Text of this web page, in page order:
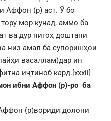
Аффон (р) аст. Ӯ бо
мор кунад, аммо ба
ва дур нигоҳ доштани
низ амал ба супоришҳои
васаллам)дар ин
иҷтиноб кард.[xxxii]
ибни Аффон (р)-ро ба
(р)вориди долони